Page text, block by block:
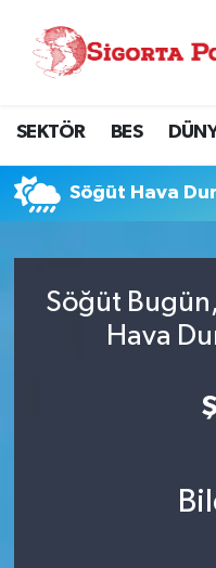
SEKTÖR BES
Söğüt Hava
Söğüt Bugün,
Hava
Nöbetçi Eczaneler
Hava Durumu
Namaz Vakitleri
Süper Lig Puan
Son Dakika